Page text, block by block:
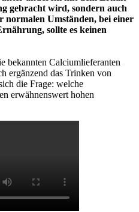
gebracht wird, sondern auch
Umständen, bei einer
sollte es keinen
bekannten Calciumlieferanten
ergänzend das Trinken von
die Frage: welche
erwähnenswert hohen